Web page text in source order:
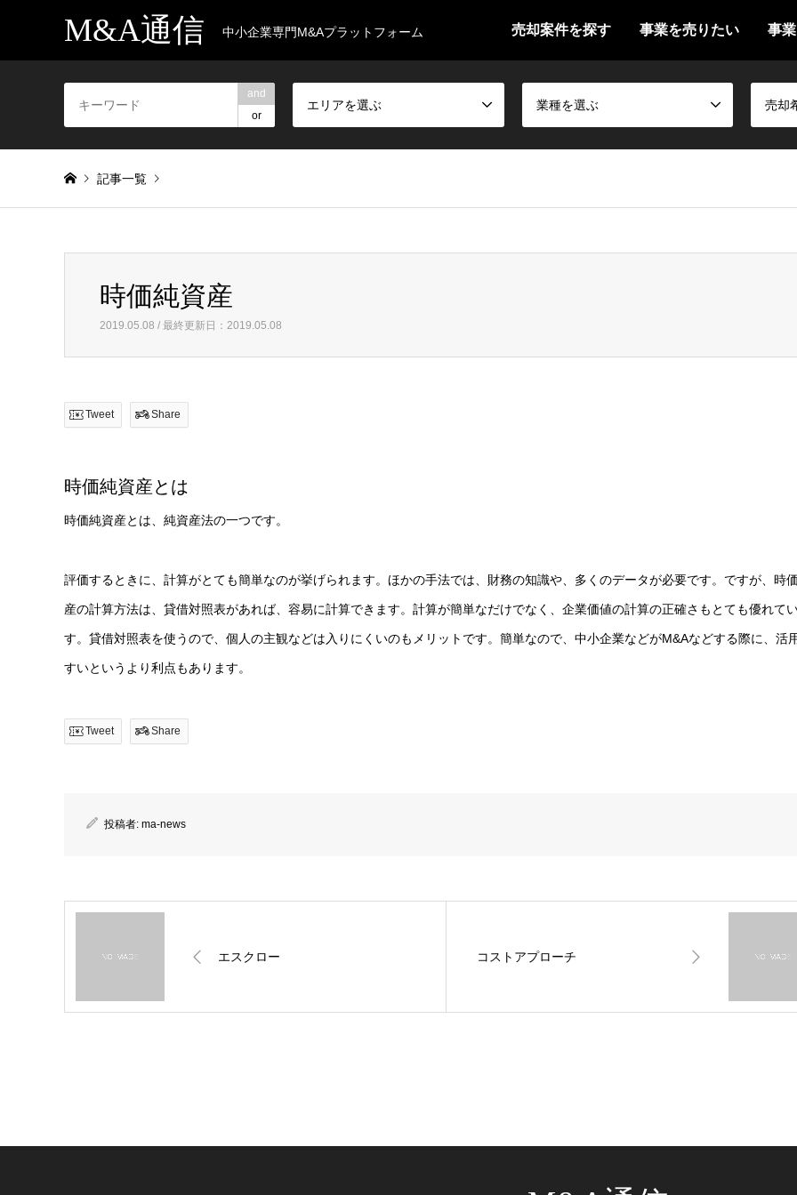
M&A通信 中小企業専門M&Aプラットフォーム 売却案件を探す 事業を売りたい 事
and
or
エリアを選ぶ 業種を選ぶ 売却
記事一覧
時価純資産時価純資産
2019.05.08 / 最終更新日：2019.05.08
Tweet Share
時価純資産とは
時価純資産とは、純資産法の一つです。
評価するときに、計算がとても簡単なのが挙げられます。ほかの手法では、財務の知識や、多くのデータが必要です。ですが、時
産の計算方法は、貸借対照表があれば、容易に計算できます。計算が簡単なだけでなく、企業価値の計算の正確さもとても優れて
す。貸借対照表を使うので、個人の主観などは入りにくいのもメリットです。簡単なので、中小企業などがM&Aなどする際に、活
すいというより利点もあります。
Tweet Share
投稿者: ma-news
エスクロー コストアプローチ